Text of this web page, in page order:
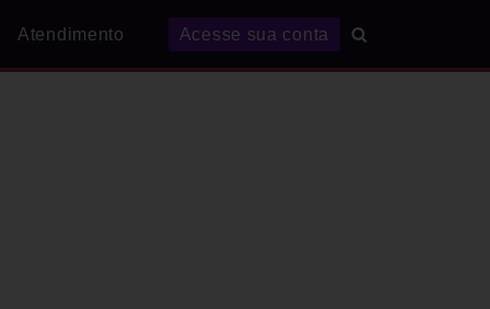
Atendimento Acesse sua conta